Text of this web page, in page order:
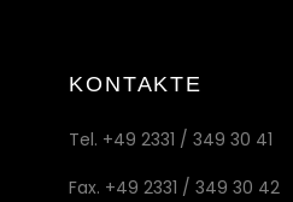
KONTAKTE
Tel. +49 2331 / 349 30 41
Fax. +49 2331 / 349 30 42